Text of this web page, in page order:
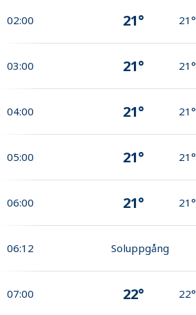
02:00 21° 21°
03:00 21° 21°
04:00 21° 21°
05:00 21° 21°
06:00 21° 21°
06:12 Soluppgång
07:00 22° 22°